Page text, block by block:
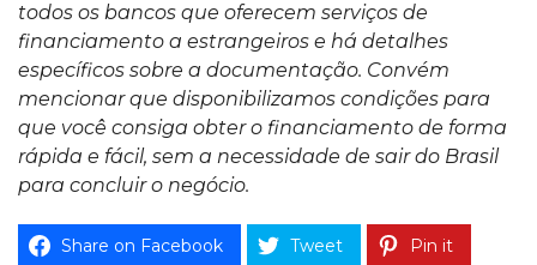
todos os bancos que oferecem serviços de
financiamento a estrangeiros e há detalhes
específicos sobre a documentação. Convém
mencionar que disponibilizamos condições para
que você consiga obter o financiamento de forma
rápida e fácil, sem a necessidade de sair do Brasil
para concluir o negócio.
Share on Facebook Tweet Pin it